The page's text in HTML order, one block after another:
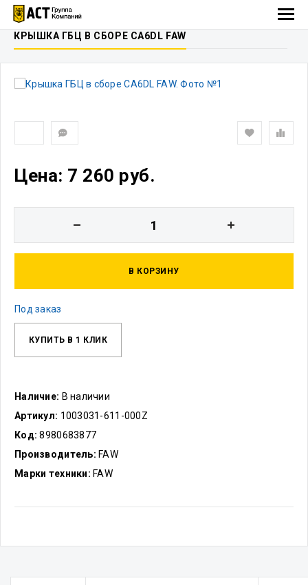
КРЫШКА ГБЦ В СБОРЕ CA6DL FAW
Наличие: В наличии
Артикул: 1003031-611-000Z
Код: 8980683877
Производитель: FAW
Марки техники: FAW
Цена: 7 260 руб.
В КОРЗИНУ
Под заказ
КУПИТЬ В 1 КЛИК